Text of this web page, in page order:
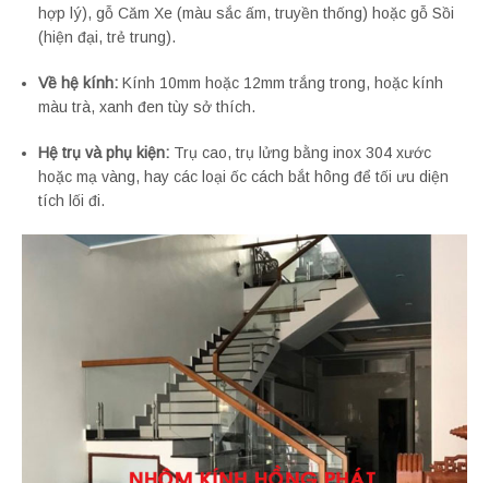
hợp lý), gỗ Căm Xe (màu sắc ấm, truyền thống) hoặc gỗ Sồi
(hiện đại, trẻ trung).
Về hệ kính: Kính 10mm hoặc 12mm trắng trong, hoặc kính
màu trà, xanh đen tùy sở thích.
Hệ trụ và phụ kiện: Trụ cao, trụ lửng bằng inox 304 xước
hoặc mạ vàng, hay các loại ốc cách bắt hông để tối ưu diện
tích lối đi.